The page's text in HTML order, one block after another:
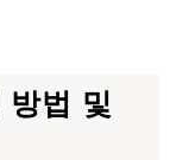
법 및